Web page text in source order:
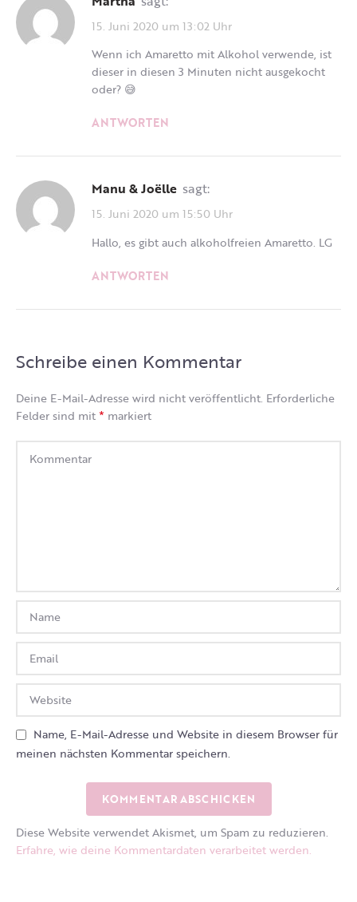
15. Juni 2020 um 13:02 Uhr
Wenn ich Amaretto mit Alkohol verwende, ist
dieser in diesen 3 Minuten nicht ausgekocht
oder? 😅
ANTWORTEN
Manu & Joëlle sagt:
15. Juni 2020 um 15:50 Uhr
Hallo, es gibt auch alkoholfreien Amaretto. LG
ANTWORTEN
Schreibe einen Kommentar
Deine E-Mail-Adresse wird nicht veröffentlicht. Erforderliche
Felder sind mit* markiert
Name, E-Mail-Adresse und Website in diesem Browser für
meinen nächsten Kommentar speichern.
Diese Website verwendet Akismet, um Spam zu reduzieren.
Erfahre, wie deine Kommentardaten verarbeitet werden.